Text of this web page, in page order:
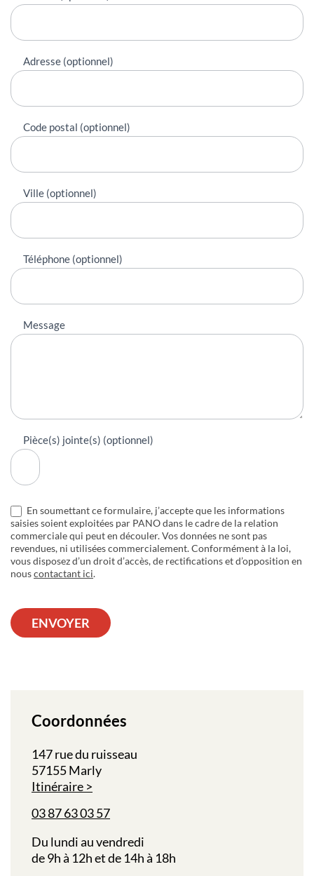
Adresse (optionnel)
Code postal (optionnel)
Ville (optionnel)
Téléphone (optionnel)
Message
Pièce(s) jointe(s) (optionnel)
En soumettant ce formulaire, j’accepte que les informations
saisies soient exploitées par PANO dans le cadre de la relation
commerciale qui peut en découler. Vos données ne sont pas
revendues, ni utilisées commercialement. Conformément à la loi,
vous disposez d’un droit d’accès, de rectifications et d’opposition en
nouscontactant ici.
ENVOYER
Coordonnées
147 rue du ruisseau
57155 Marly
Itinéraire
03 87 63 03 57
Du lundi au vendredi
de 9h à 12h et de 14h à 18h